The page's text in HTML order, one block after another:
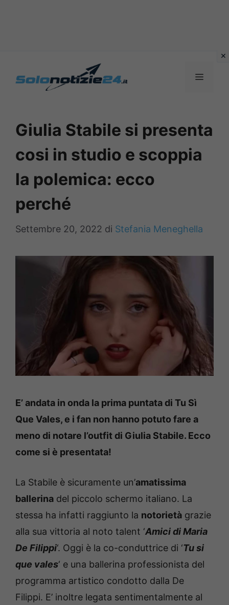
MENU
Giulia Stabile si presenta
cosi in studio e scoppia
la polemica: ecco
perché
Settembre 20, 2022 di Stefania Meneghella
E’ andata in onda la prima puntata di Tu Sì
Que Vales, e i fan non hanno potuto fare a
meno di notare l’outfit di Giulia Stabile. Ecco
come si è presentata!
La Stabile è sicuramente un’amatissima
ballerina del piccolo schermo italiano. La
stessa ha infatti raggiunto la notorietà grazie
alla sua vittoria al noto talent ‘Amici di Maria
De Filippi‘. Oggi è la co-conduttrice di ‘Tu si
que vales‘ e una ballerina professionista del
programma artistico condotto dalla De
Filippi. E’ inoltre legata sentimentalmente al